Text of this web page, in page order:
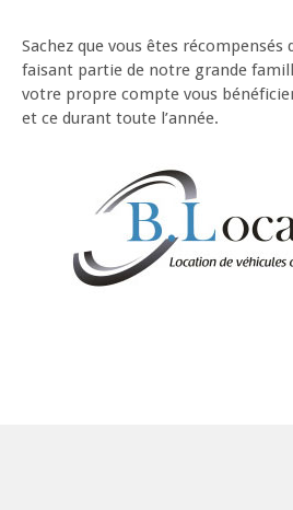
Sachez que vous êtes
faisant partie de notre grande
votre propre compte vous
et ce durant toute l’année.